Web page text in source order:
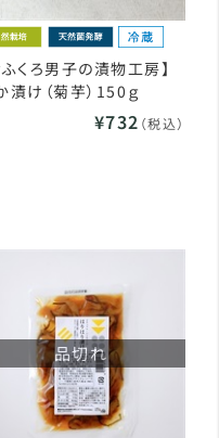
ふくろ男子の漬物工房】
漬け（菊芋）150ｇ
¥732 （税込）
品切れ